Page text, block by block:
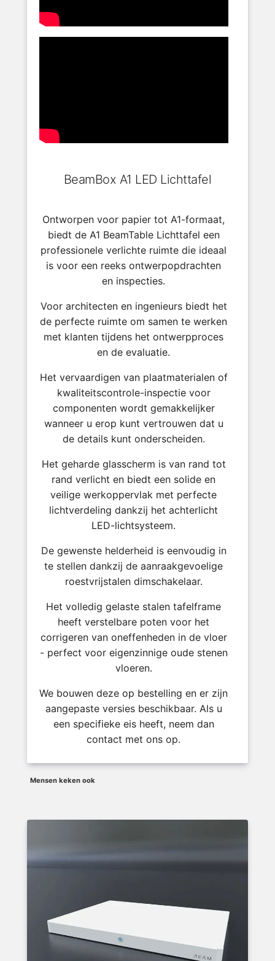
BeamBox A1 LED Lichttafel
Ontworpen voor papier tot A1-formaat,
biedt de A1 BeamTable Lichttafel een
professionele verlichte ruimte die ideaal
is voor een reeks ontwerpopdrachten
en inspecties.
Voor architecten en ingenieurs biedt het
de perfecte ruimte om samen te werken
met klanten tijdens het ontwerpproces
en de evaluatie.
Het vervaardigen van plaatmaterialen of
kwaliteitscontrole-inspectie voor
componenten wordt gemakkelijker
wanneer u erop kunt vertrouwen dat u
de details kunt onderscheiden.
Het geharde glasscherm is van rand tot
rand verlicht en biedt een solide en
veilige werkoppervlak met perfecte
lichtverdeling dankzij het achterlicht
LED-lichtsysteem.
De gewenste helderheid is eenvoudig in
te stellen dankzij de aanraakgevoelige
roestvrijstalen dimschakelaar.
Het volledig gelaste stalen tafelframe
heeft verstelbare poten voor het
corrigeren van oneffenheden in de vloer
- perfect voor eigenzinnige oude stenen
vloeren.
We bouwen deze op bestelling en er zijn
aangepaste versies beschikbaar. Als u
een specifieke eis heeft, neem dan
contact met ons op.
Mensen keken ook